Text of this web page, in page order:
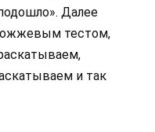
Далее
тестом,
и так